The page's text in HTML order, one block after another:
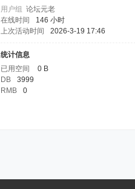
用户组 论坛元老
在线时间
146 小时
上次活动时间
2026-3-19 17:46
统计信息
已用空间
0 B
DB
3999
RMB
0